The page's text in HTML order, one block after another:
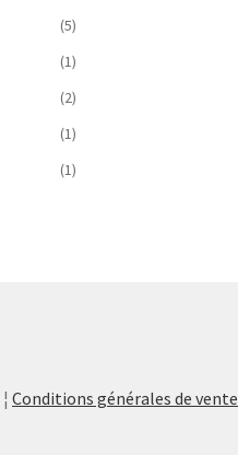
(5)
(1)
(2)
(1)
(1)
¦Conditions générales de vente